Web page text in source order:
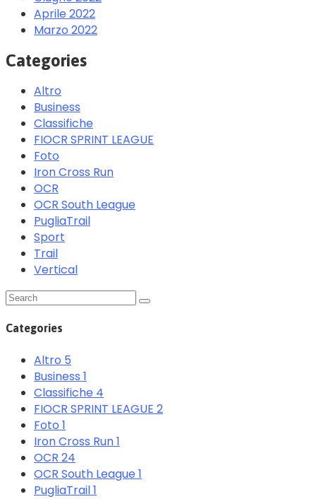
Aprile 2022
Marzo 2022
Categories
Altro
Business
Classifiche
FIOCR SPRINT LEAGUE
Foto
Iron Cross Run
OCR
OCR South League
PugliaTrail
Sport
Trail
Vertical
Categories
Altro 5
Business 1
Classifiche 4
FIOCR SPRINT LEAGUE 2
Foto 1
Iron Cross Run1
OCR 24
OCR South League1
PugliaTrail1